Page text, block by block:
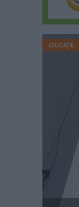
EDUCAȚIE